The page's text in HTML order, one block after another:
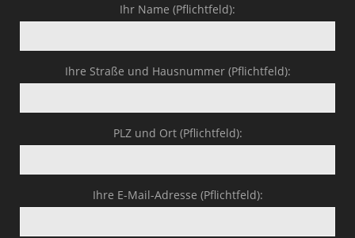
Ihr Name (Pflichtfeld):
Ihre Straße und Hausnummer (Pflichtfeld):
PLZ und Ort (Pflichtfeld):
Ihre E-Mail-Adresse (Pflichtfeld):